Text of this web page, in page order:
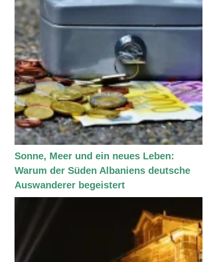
Sonne, Meer und ein neues Leben:
Warum der Süden Albaniens deutsche
Auswanderer begeistert